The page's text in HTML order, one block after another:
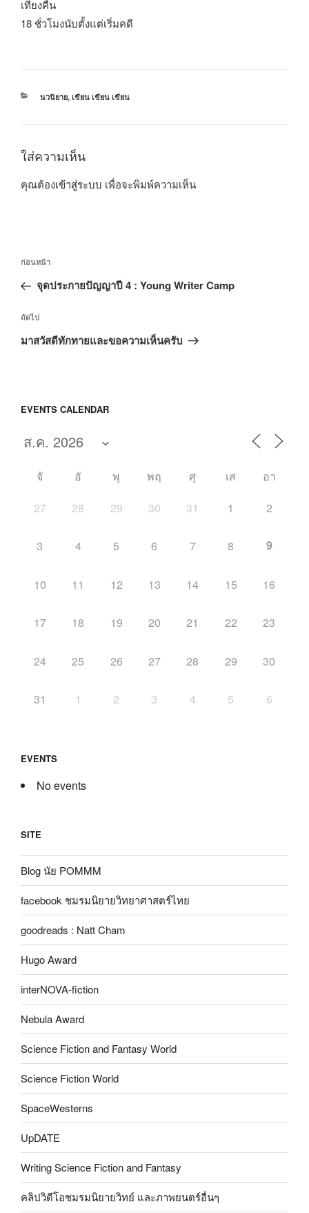
เที่ยงคืน
18 ชั่วโมงนับตั้งแต่เริ่มคดี
หมวด
นวนิยาย, เขียน เขียน เขียน
ใส่ความเห็น
คุณต้องเข้าสู่ระบบ เพื่อจะพิมพ์ความเห็น
แนะแนว
เรื่อง
เรื่อง
ก่อน
ก่อนหน้า
จุดประกายปัญญาปี 4 : Young Writer Camp
เรื่อง
ถัด
ถัดไป
มาสวัสดีทักทายและขอความเห็นครับ
EVENTS CALENDAR
จั อั พุ พฤ ศุ เส
อา
27
28 29 30 31 1 2
3 4 5 6 7 8 9
10 11 12 13 14 15 16
17 18 19 20 21 22 23
24 25 26 27 28 29 30
31 1 2 3 4 5 6
EVENTS
No events
SITE
Blog นัย POMMM
facebook ชมรมนิยายวิทยาศาสตร์ไทย
goodreads : Natt Cham
Hugo Award
interNOVA-fiction
Nebula Award
Science Fiction and Fantasy World
Science Fiction World
SpaceWesterns
UpDATE
Writing Science Fiction and Fantasy
คลิปวิดีโอชมรมนิยายวิทย์ และภาพยนตร์อื่นๆ